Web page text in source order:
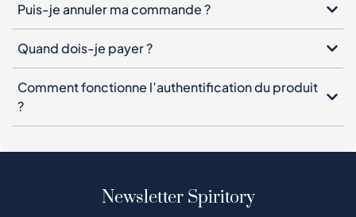
Puis-je annuler ma commande ?
Quand dois-je payer ?
Comment fonctionne l’authentification du produit
?
Newsletter Spiritory